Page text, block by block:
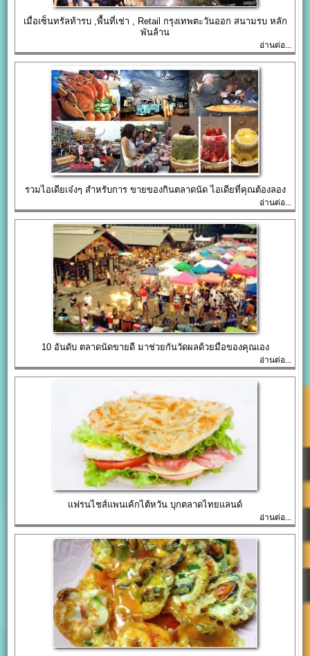
เมื่อเซ็นทรัลท้ารบ ,พื้นที่เช่า , Retail กรุงเทพตะวันออก สนามรบ หลัก
พันล้าน
อ่านต่อ...
รวมไอเดียเจ๋งๆ สำหรับการ ขายของกินตลาดนัด ไอเดียที่คุณต้องลอง
อ่านต่อ...
10 อันดับ ตลาดนัดขายดี มาช่วยกันวัดผลด้วยมือของคุณเอง
อ่านต่อ...
แฟรนไชส์แพนเค้กไต้หวัน บุกตลาดไทยแลนด์
อ่านต่อ...